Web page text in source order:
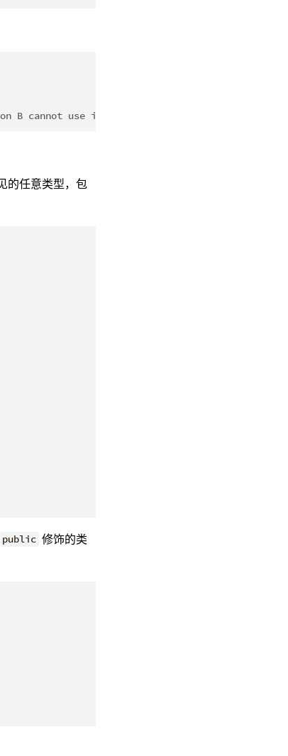
B cannot use internal type I.
的任意类型，包
public 修饰的类